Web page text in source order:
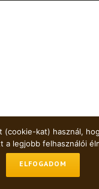
(cookie-kat) használ,
a legjobb felhasználói
ELFOGADOM